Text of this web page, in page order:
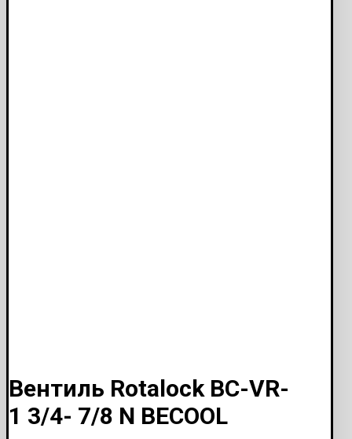
Вентиль Rotalock BC-VR-
1 3/4- 7/8 N BECOOL